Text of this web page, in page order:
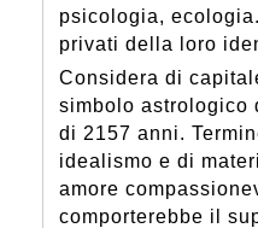
psicologia,
privati della loro
Considera di
simbolo astrologico
di 2157 anni.
idealismo e di
amore
comporterebbe il